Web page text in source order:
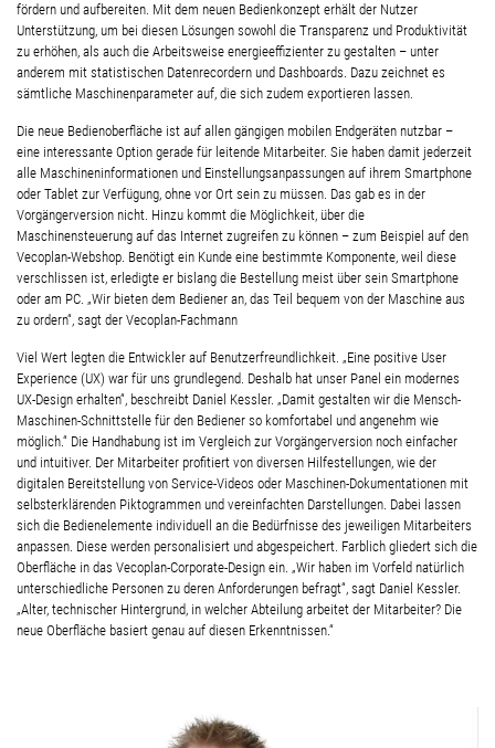
fördern und aufbereiten. Mit dem neuen Bedienkonzept erhält der Nutzer
Unterstützung, um bei diesen Lösungen sowohl die Transparenz und Produktivität
zu erhöhen, als auch die Arbeitsweise energieeffizienter zu gestalten – unter
anderem mit statistischen Datenrecordern und Dashboards. Dazu zeichnet es
sämtliche Maschinenparameter auf, die sich zudem exportieren lassen.
Die neue Bedienoberfläche ist auf allen gängigen mobilen Endgeräten nutzbar –
eine interessante Option gerade für leitende Mitarbeiter. Sie haben damit jederzeit
alle Maschineninformationen und Einstellungsanpassungen auf ihrem Smartphone
oder Tablet zur Verfügung, ohne vor Ort sein zu müssen. Das gab es in der
Vorgängerversion nicht. Hinzu kommt die Möglichkeit, über die
Maschinensteuerung auf das Internet zugreifen zu können – zum Beispiel auf den
Vecoplan-Webshop. Benötigt ein Kunde eine bestimmte Komponente, weil diese
verschlissen ist, erledigte er bislang die Bestellung meist über sein Smartphone
oder am PC. „Wir bieten dem Bediener an, das Teil bequem von der Maschine aus
zu ordern“, sagt der Vecoplan-Fachmann
Viel Wert legten die Entwickler auf Benutzerfreundlichkeit. „Eine positive User
Experience (UX) war für uns grundlegend. Deshalb hat unser Panel ein modernes
UX-Design erhalten“, beschreibt Daniel Kessler. „Damit gestalten wir die Mensch-
Maschinen-Schnittstelle für den Bediener so komfortabel und angenehm wie
möglich.“ Die Handhabung ist im Vergleich zur Vorgängerversion noch einfacher
und intuitiver. Der Mitarbeiter profitiert von diversen Hilfestellungen, wie der
digitalen Bereitstellung von Service-Videos oder Maschinen-Dokumentationen mit
selbsterklärenden Piktogrammen und vereinfachten Darstellungen. Dabei lassen
sich die Bedienelemente individuell an die Bedürfnisse des jeweiligen Mitarbeiters
anpassen. Diese werden personalisiert und abgespeichert. Farblich gliedert sich die
Oberfläche in das Vecoplan-Corporate-Design ein. „Wir haben im Vorfeld natürlich
unterschiedliche Personen zu deren Anforderungen befragt“, sagt Daniel Kessler.
„Alter, technischer Hintergrund, in welcher Abteilung arbeitet der Mitarbeiter? Die
neue Oberfläche basiert genau auf diesen Erkenntnissen.“